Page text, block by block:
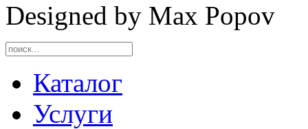
Designed by Max Popov
Каталог
Услуги